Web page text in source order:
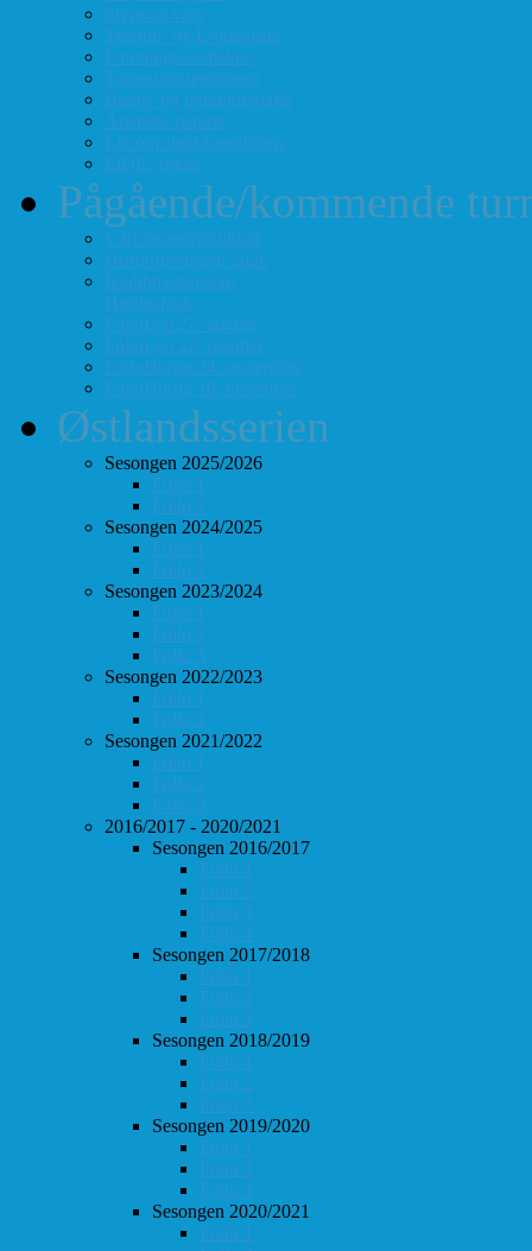
Styre og verv
Telefon- og E-post-liste
Forenings-vedtekter
Turneringsreglement
Barne- og ungdomssjakk
Årsmøte-papirer
Litt om sjakkforeningen
FIDEs regler
Pågående/kommende
Vårt turneringstilbud
Høstturneringen 2026
Klubbmesterskap
Hurtigsjakk
FolloLyn 27. august
FolloLyn 22. oktober
FolloHurtig 24. september
FolloHurtig 10. desember
Østlandsserien
Sesongen 2025/2026
Follo 1
Follo 2
Sesongen 2024/2025
Follo 1
Follo 2
Sesongen 2023/2024
Follo 1
Follo 2
Follo 3
Sesongen 2022/2023
Follo 1
Follo 2
Sesongen 2021/2022
Follo 1
Follo 2
Follo 3
2016/2017 - 2020/2021
Sesongen 2016/2017
Follo 1
Follo 2
Follo 3
Follo 4
Sesongen 2017/2018
Follo 1
Follo 2
Follo 3
Sesongen 2018/2019
Follo 1
Follo 2
Follo 3
Sesongen 2019/2020
Follo 1
Follo 2
Follo 3
Sesongen 2020/2021
Follo 1